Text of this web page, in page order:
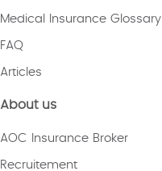
Medical Insurance Glossary
FAQ
Articles
About us
AOC Insurance Broker
Recruitement